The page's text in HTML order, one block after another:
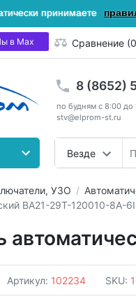
принимаете
в Мах Сравнение
8 (8652)
по будням с 8:00 до
stv@elprom-st.ru
Везде
УЗО
ВА21-29Т-120010-8А-
Артикул: 102234 SKU: